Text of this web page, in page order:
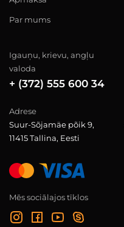
Par mums
Igauņu, krievu, angļu
valoda
+ (372) 555 600 34
Adrese
Suur-Sõjamäe põik 9,
11415 Tallina, Eesti
Mēs sociālajos tīklos